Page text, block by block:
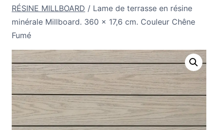
RÉSINE MILLBOARD / Lame de terrasse en résine
minérale Millboard. 360 x 17,6 cm. Couleur Chêne
Fumé